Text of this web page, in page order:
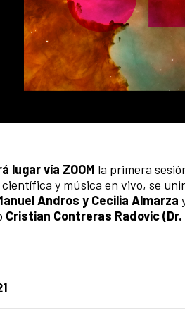
lugar vía ZOOM la primera
y música en vivo, se
Andros y Cecilia Almarza
Cristian Contreras Radovic (Dr.